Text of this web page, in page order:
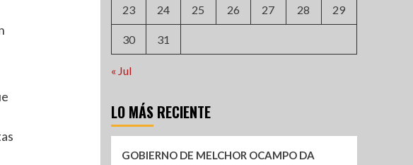
23 24 25 26 27 28 29
30 31
« Jul
LO MÁS RECIENTE
GOBIERNO DE MELCHOR OCAMPO DA